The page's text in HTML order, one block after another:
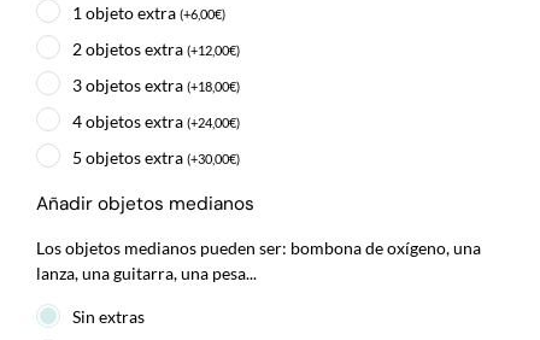
1 objeto extra (+6,00€)
2 objetos extra (+12,00€)
3 objetos extra (+18,00€)
4 objetos extra (+24,00€)
5 objetos extra (+30,00€)
Añadir objetos medianos
Los objetos medianos pueden ser: bombona de oxígeno, una
lanza, una guitarra, una pesa...
Sin extras